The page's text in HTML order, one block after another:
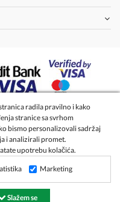
Živanović
radila pravilno i kako
stranice sa svrhom
bismo personalizovali sadržaj
i analizirali promet.
upotrebu kolačića.
Marketing
Slažem se